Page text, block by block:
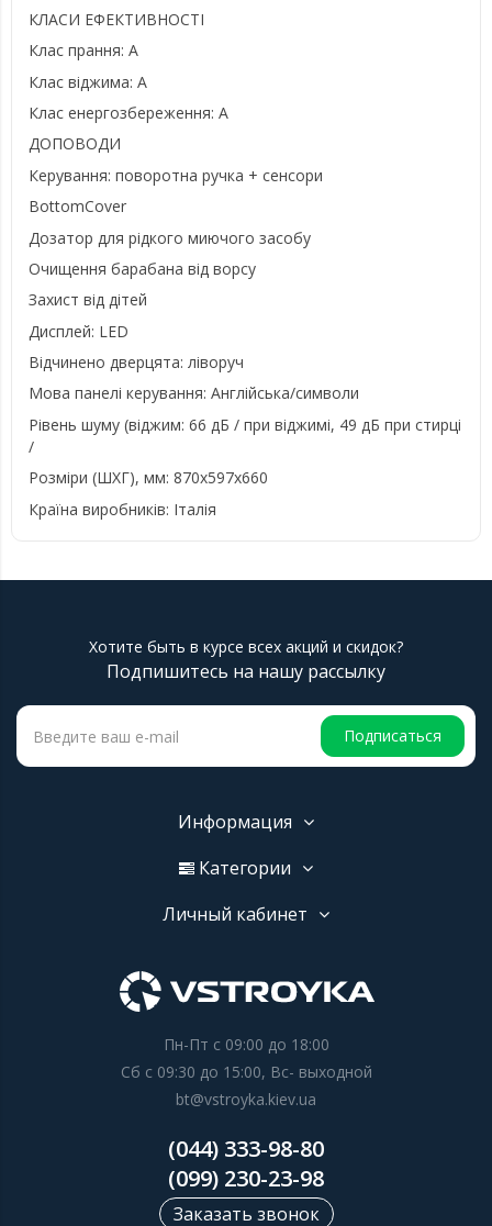
КЛАСИ ЕФЕКТИВНОСТІ
Клас прання: A
Клас віджима: A
Клас енергозбереження: A
ДОПОВОДИ
Керування: поворотна ручка + сенсори
BottomCover
Дозатор для рідкого миючого засобу
Очищення барабана від ворсу
Захист від дітей
Дисплей: LED
Відчинено дверцята: ліворуч
Мова панелі керування: Англійська/символи
Рівень шуму (віджим: 66 дБ / при віджимі, 49 дБ при стирці
/
Розміри (ШХГ), мм: 870x597x660
Країна виробників: Італія
Хотите быть в курсе всех акций и скидок?
Подпишитесь на нашу рассылку
Подписаться
Информация
Категории
Личный кабинет
Пн-Пт с 09:00 до 18:00
Сб с 09:30 до 15:00, Вс- выходной
bt@vstroyka.kiev.ua
(044) 333-98-80
(099) 230-23-98
Заказать звонок